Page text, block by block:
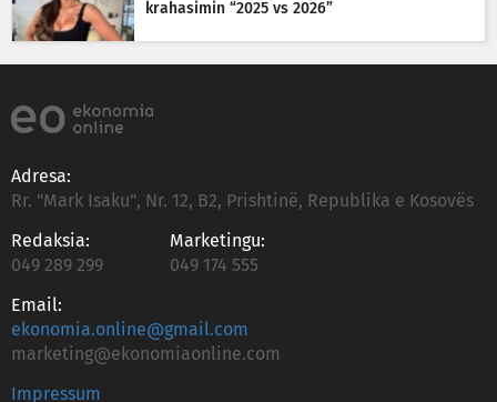
krahasimin “2025 vs 2026”
Adresa:
Rr. "Mark Isaku", Nr. 12, B2, Prishtinë, Republika e Kosovës
Redaksia:
049 289 299
Marketingu:
049 174 555
Email:
ekonomia.online@gmail.com
marketing@ekonomiaonline.com
Impressum